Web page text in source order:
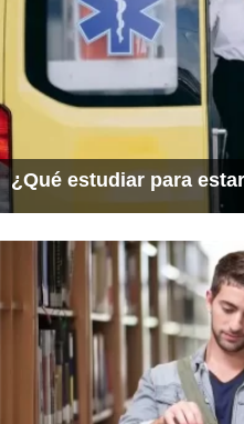
¿Qué estudiar para